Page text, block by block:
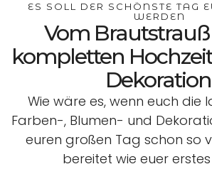
ES SOLL DER SCHÖNSTE TAG
WERDEN
Vom Brautstrauß
kompletten
Wie wäre es, wenn euch die
Farben-, Blumen- und
euren großen Tag schon so
bereitet wie euer